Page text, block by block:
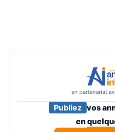
en partenariat
Publiez vos
en